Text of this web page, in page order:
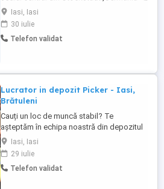
operatori in procesul de ambalare a hârtiei
si produselor din hârtie Responsabilitati : -
Operare in procesul de ambalare a hârtiei
si produselor din hârtie - Respectarea
Iasi, Iasi
30 iulie
Telefon validat
Lucrator in depozit Picker - Iasi,
Brătuleni
Cauți un loc de muncă stabil? Te
așteptăm în echipa noastră din depozitul
Brătuleni, Miroslava! - Te vei ocupa de
aranjarea produselor la raft în depozit,
încarci și descarci marfa noastră cu lize
electrice și manuale. - Pregătești
Iasi, Iasi
29 iulie
Telefon validat